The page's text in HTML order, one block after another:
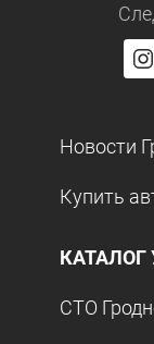
Новости
Купить
КАТАЛОГ
СТО